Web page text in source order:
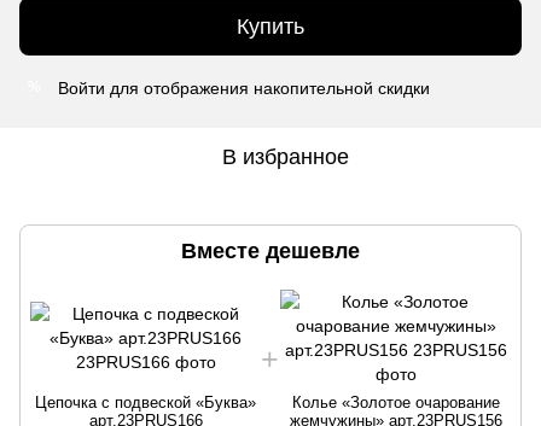
Купить
Войти для отображения накопительной скидки
В избранное
Вместе дешевле
Цепочка с подвеской «Буква»
арт.23PRUS166
Колье «Золотое очарование
жемчужины» арт.23PRUS156